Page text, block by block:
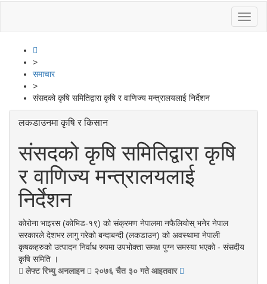
>
समाचार
>
संसदको कृषि समितिद्वारा कृषि र वाणिज्य मन्त्रालयलाई निर्देशन
लकडाउनमा कृषि र किसान
संसदको कृषि समितिद्वारा कृषि
र वाणिज्य मन्त्रालयलाई
निर्देशन
कोरोना भाइरस (कोभिड-१९) को संक्रमण नेपालमा नफैलियोस् भनेर नेपाल
सरकारले देशभर लागु गरेको बन्दाबन्दी (लकडाउन) को अवस्थामा नेपाली
कृषकहरुको उत्पादन निर्वाध रुपमा उपभोक्ता समक्ष पुग्न समस्या भएको - संसदीय
कृषि समिति ।
लेफ्ट रिभ्यु अनलाइन
२०७६ चैत ३० गते आइतवार